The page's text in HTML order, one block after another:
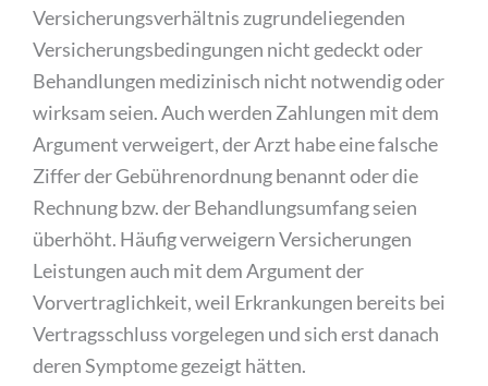
Versicherungsverhältnis zugrundeliegenden
Versicherungsbedingungen nicht gedeckt oder
Behandlungen medizinisch nicht notwendig oder
wirksam seien. Auch werden Zahlungen mit dem
Argument verweigert, der Arzt habe eine falsche
Ziffer der Gebührenordnung benannt oder die
Rechnung bzw. der Behandlungsumfang seien
überhöht. Häufig verweigern Versicherungen
Leistungen auch mit dem Argument der
Vorvertraglichkeit, weil Erkrankungen bereits bei
Vertragsschluss vorgelegen und sich erst danach
deren Symptome gezeigt hätten.